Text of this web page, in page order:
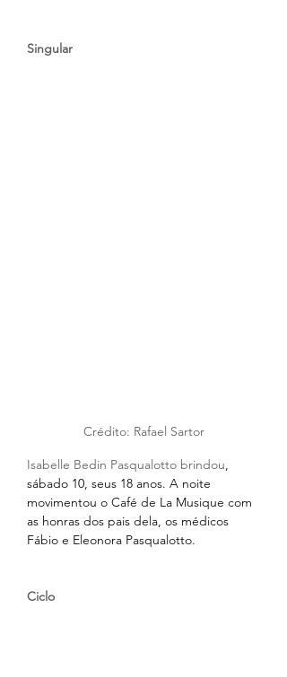
Singular
Crédito: Rafael Sartor
Isabelle Bedin Pasqualotto brindou,
sábado 10, seus 18 anos. A noite
movimentou o Café de La Musique com
as honras dos pais dela, os médicos
Fábio e Eleonora Pasqualotto.
Ciclo